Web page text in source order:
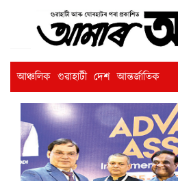
আঞ্চলিক গুৱাহাটী দেশ আন্তৰ্জাতিক